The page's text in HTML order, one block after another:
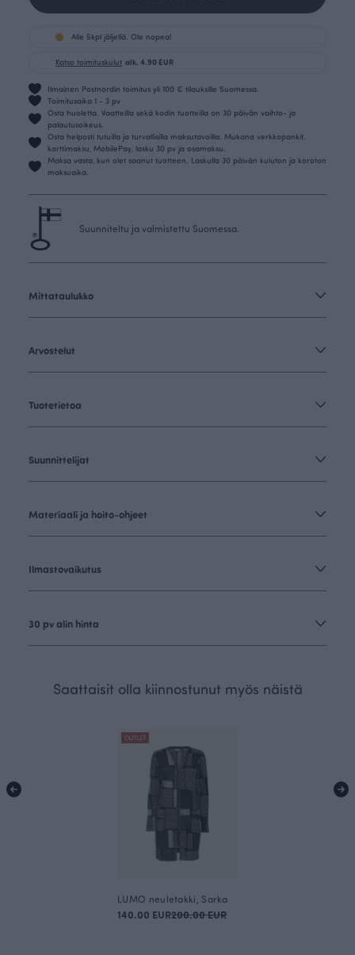
Alle 5kpl jäljellä. Ole nopea!
Katso toimituskulut alk. 4.90 EUR
Ilmainen Postnordin toimitus yli 100 € tilauksille Suomessa.
Toimitusaika 1 - 3 pv
Osta huoletta. Vaatteilla sekä kodin tuotteilla on 30 päivän vaihto- ja
palautusoikeus.
Osta helposti tutuilla ja turvallisilla maksutavoilla. Mukana verkkopankit,
korttimaksu, MobilePay, lasku 30 pv ja osamaksu.
Maksa vasta, kun olet saanut tuotteen. Laskulla 30 päivän kuluton ja koroton
maksuaika.
Suunniteltu ja valmistettu Suomessa.
Mittataulukko
Arvostelut
Tuotetietoa
Suunnittelijat
Materiaali ja hoito-ohjeet
Ilmastovaikutus
30 pv alin hinta
Saattaisit olla kiinnostunut myös näistä
OUTLET
LUMO neuletakki, Sarka
140.00 EUR200.00 EUR